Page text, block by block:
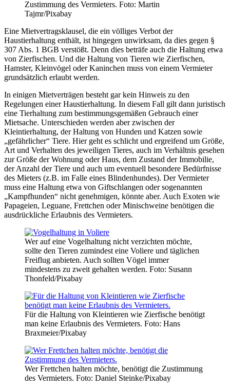
Zustimmung des Vermieters. Foto: Martin
Tajmr/Pixabay
Eine Mietvertragsklausel, die ein völliges Verbot der
Haustierhaltung enthält, ist hingegen unwirksam, da dies gegen §
307 Abs. 1 BGB verstößt. Denn dies beträfe auch die Haltung etwa
von Zierfischen. Und die Haltung von Tieren wie Zierfischen,
Hamster, Kleinvögel oder Kaninchen muss von einem Vermieter
grundsätzlich erlaubt werden.
In einigen Mietverträgen besteht gar kein Hinweis zu den
Regelungen einer Haustierhaltung. In diesem Fall gilt dann juristisch
eine Tierhaltung zum bestimmungsgemäßen Gebrauch einer
Mietsache. Unterschieden werden aber zwischen der
Kleintierhaltung, der Haltung von Hunden und Katzen sowie
„gefährlicher“ Tiere. Hier geht es schlicht und ergreifend um Größe,
Art und Verhalten des jeweiligen Tieres, auch im Verhältnis gesehen
zur Größe der Wohnung oder Haus, dem Zustand der Immobilie,
der Anzahl der Tiere und auch um eventuell besondere Bedürfnisse
des Mieters (z.B. im Falle eines Blindenhundes). Der Vermieter
muss eine Haltung etwa von Giftschlangen oder sogenannten
„Kampfhunden“ nicht genehmigen, könnte aber. Auch Exoten wie
Papageien, Leguane, Frettchen oder Minischweine benötigen die
ausdrückliche Erlaubnis des Vermieters.
Wer auf eine Vogelhaltung nicht verzichten möchte,
sollte den Tieren zumindest eine Voliere und täglichen
Freiflug anbieten. Auch sollten Vögel immer
mindestens zu zweit gehalten werden. Foto: Susann
Thonfeld/Pixabay
Für die Haltung von Kleintieren wie Zierfische benötigt
man keine Erlaubnis des Vermieters. Foto: Hans
Braxmeier/Pixabay
Wer Frettchen halten möchte, benötigt die Zustimmung
des Vermieters. Foto: Daniel Steinke/Pixabay